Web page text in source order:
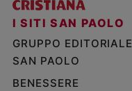
I SITI SAN PAOLO
GRUPPO EDITORIALE
SAN PAOLO
BENESSERE